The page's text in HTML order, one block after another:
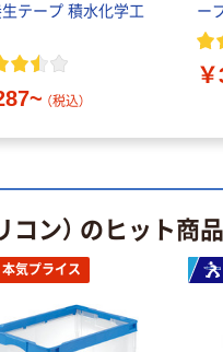
生テープ 積水化学工
（税込）
ー
コン） のヒット商品
本気プライス